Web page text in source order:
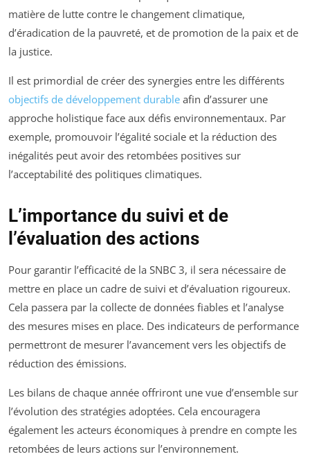
matière de lutte contre le changement climatique,
d’éradication de la pauvreté, et de promotion de la paix et de
la justice.
Il est primordial de créer des synergies entre les différents
objectifs de développement durable afin d’assurer une
approche holistique face aux défis environnementaux. Par
exemple, promouvoir l’égalité sociale et la réduction des
inégalités peut avoir des retombées positives sur
l’acceptabilité des politiques climatiques.
L’importance du suivi et de
l’évaluation des actions
Pour garantir l’efficacité de la SNBC 3, il sera nécessaire de
mettre en place un cadre de suivi et d’évaluation rigoureux.
Cela passera par la collecte de données fiables et l’analyse
des mesures mises en place. Des indicateurs de performance
permettront de mesurer l’avancement vers les objectifs de
réduction des émissions.
Les bilans de chaque année offriront une vue d’ensemble sur
l’évolution des stratégies adoptées. Cela encouragera
également les acteurs économiques à prendre en compte les
retombées de leurs actions sur l’environnement.